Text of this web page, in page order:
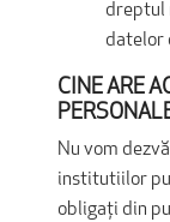
dreptul
datelor
CINE ARE
Nu vom
institutiilor
obligați din